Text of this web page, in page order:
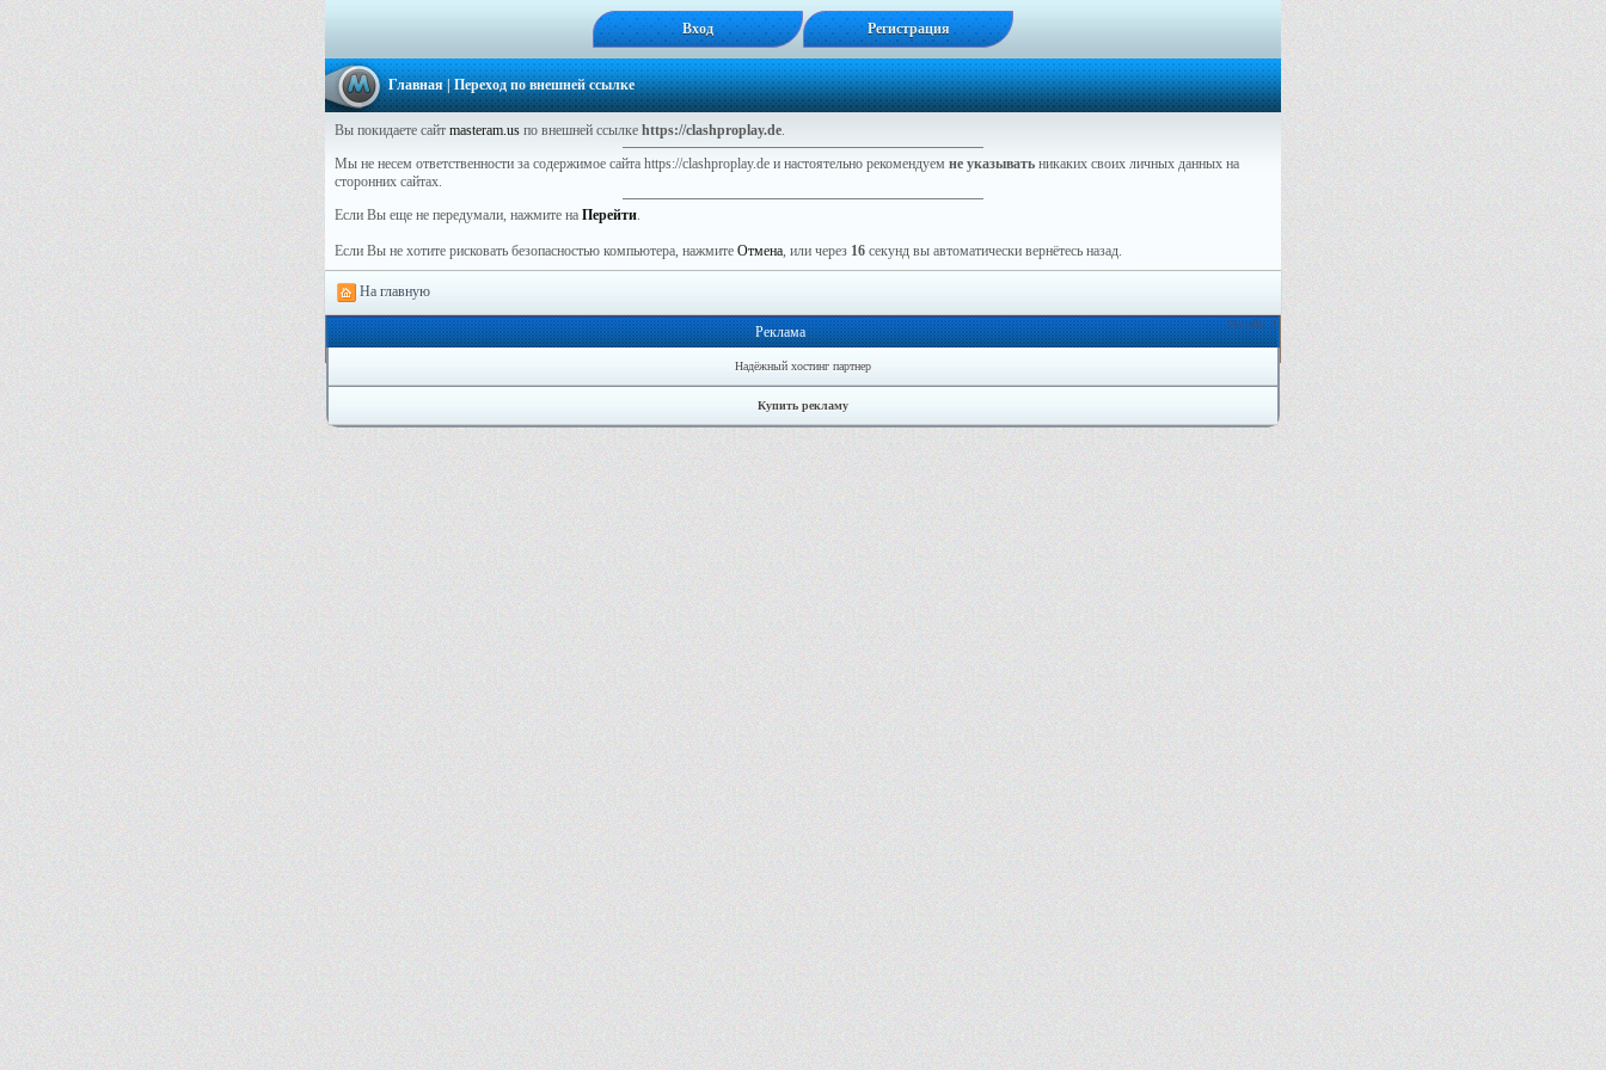
Вход Регистрация
Главная| Переход по внешней ссылке
Вы покидаете сайт masteram.us по внешней ссылке https://clashproplay.de.
Мы не несем ответственности за содержимое сайта https://clashproplay.de и настоятельно рекомендуем не указывать никаких своих личных данных на
сторонних сайтах.
Если Вы еще не передумали, нажмите на Перейти.
Если Вы не хотите рисковать безопасностью компьютера, нажмите Отмена, или через 16 секунд вы автоматически вернётесь назад.
На главную
Онлайн: 1
Реклама
Надёжный хостинг партнер
Купить рекламу